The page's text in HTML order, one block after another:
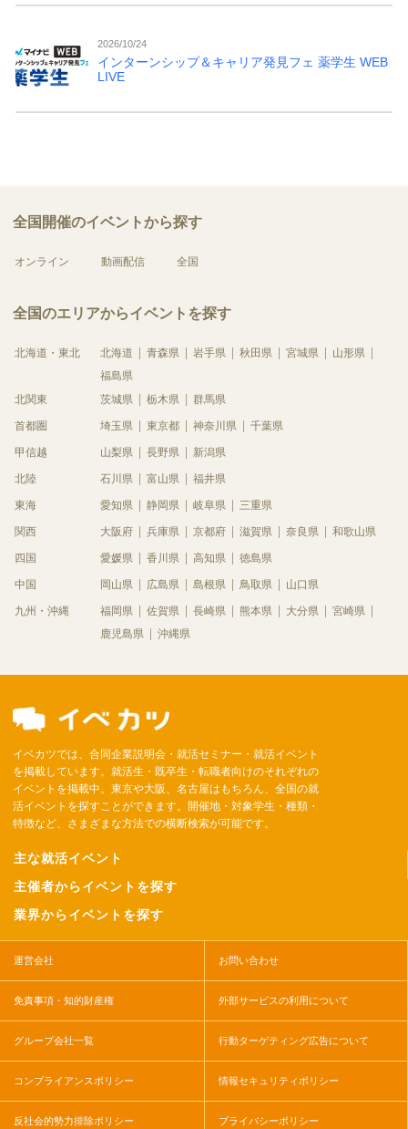
2026/10/24
インターンシップ＆キャリア発見フェ 薬学生 WEB
LIVE
全国開催のイベントから探す
オンライン 動画配信 全国
全国のエリアからイベントを探す
北海道・東北 北海道 青森県 岩手県 秋田県 宮城県
山形県
福島県
北関東
茨城県 栃木県 群馬県
首都圏 埼玉県 東京都 神奈川県 千葉県
甲信越 山梨県 長野県 新潟県
北陸 石川県 富山県 福井県
東海 愛知県 静岡県 岐阜県 三重県
関西 大阪府 兵庫県 京都府 滋賀県 奈良県 和歌山県
四国 愛媛県 香川県 高知県 徳島県
中国 岡山県 広島県 島根県 鳥取県 山口県
九州・沖縄 福岡県 佐賀県 長崎県 熊本県 大分県
宮崎県
鹿児島県
沖縄県
イベカツでは、合同企業説明会・就活セミナー・就活イベント
を掲載しています。就活生・既卒生・転職者向けのそれぞれの
イベントを掲載中。東京や大阪、名古屋はもちろん、全国の就
活イベントを探すことができます。開催地・対象学生・種類・
特徴など、さまざまな方法での横断検索が可能です。
主な就活イベント
主催者からイベントを探す
業界からイベントを探す
運営会社 お問い合わせ
免責事項・知的財産権 外部サービスの利用について
グループ会社一覧 行動ターゲティング広告について
コンプライアンスポリシー 情報セキュリティポリシー
反社会的勢力排除ポリシー プライバシーポリシー